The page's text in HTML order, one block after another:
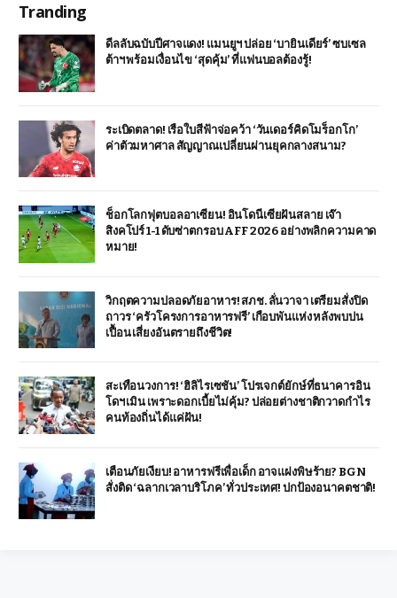
Tranding
ดีลลับฉบับปีศาจแดง! แมนยูฯ ปล่อย ‘บายินเดียร์’ ซบเซล
ต้าฯ พร้อมเงื่อนไข ‘สุดคุ้ม’ ที่แฟนบอลต้องรู้!
ระเบิดตลาด! เรือใบสีฟ้าจ่อคว้า ‘วันเดอร์คิดโมร็อกโก’
ค่าตัวมหาศาล สัญญาณเปลี่ยนผ่านยุคกลางสนาม?
ช็อกโลกฟุตบอลอาเซียน! อินโดนีเซียฝันสลาย เจ๊า
สิงคโปร์ 1-1 ดับซ่าตกรอบ AFF 2026 อย่างพลิกความคาด
หมาย!
วิกฤตความปลอดภัยอาหาร! สภช. ลั่นวาจา เตรียมสั่งปิด
ถาวร ‘ครัวโครงการอาหารฟรี’ เกือบพันแห่ง หลังพบปน
เปื้อน เสี่ยงอันตรายถึงชีวิต!
สะเทือนวงการ! ‘ฮิลิไรเซชัน’ โปรเจกต์ยักษ์ที่ธนาคารอิน
โดฯ เมิน เพราะดอกเบี้ยไม่คุ้ม? ปล่อยต่างชาติกวาดกำไร
คนท้องถิ่นได้แค่ฝัน!
เตือนภัยเงียบ! อาหารฟรีเพื่อเด็ก อาจแฝงพิษร้าย? BGN
สั่งติด ‘ฉลากเวลาบริโภค’ ทั่วประเทศ! ปกป้องอนาคตชาติ!